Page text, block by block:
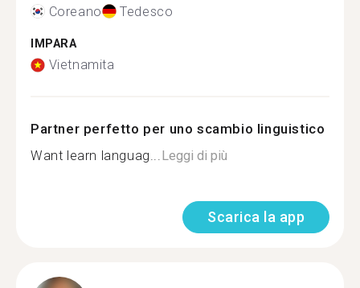
Coreano Tedesco
IMPARA
Vietnamita
Partner perfetto per uno scambio linguistico
Want learn languag...Leggi di più
Scarica la app